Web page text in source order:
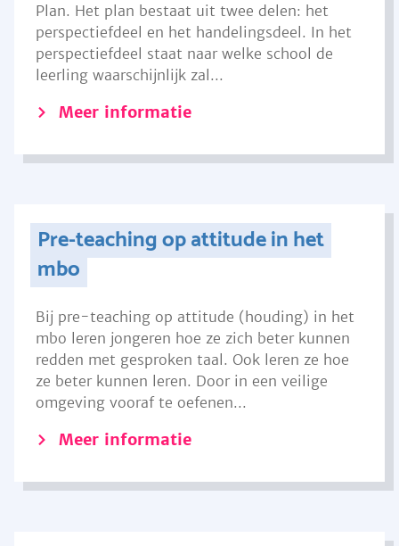
Plan. Het plan bestaat uit twee delen: het
perspectiefdeel en het handelingsdeel. In het
perspectiefdeel staat naar welke school de
leerling waarschijnlijk zal...
Meer informatie
Pre-teaching op attitude in het
mbo
Bij pre-teaching op attitude (houding) in het
mbo leren jongeren hoe ze zich beter kunnen
redden met gesproken taal. Ook leren ze hoe
ze beter kunnen leren. Door in een veilige
omgeving vooraf te oefenen...
Meer informatie